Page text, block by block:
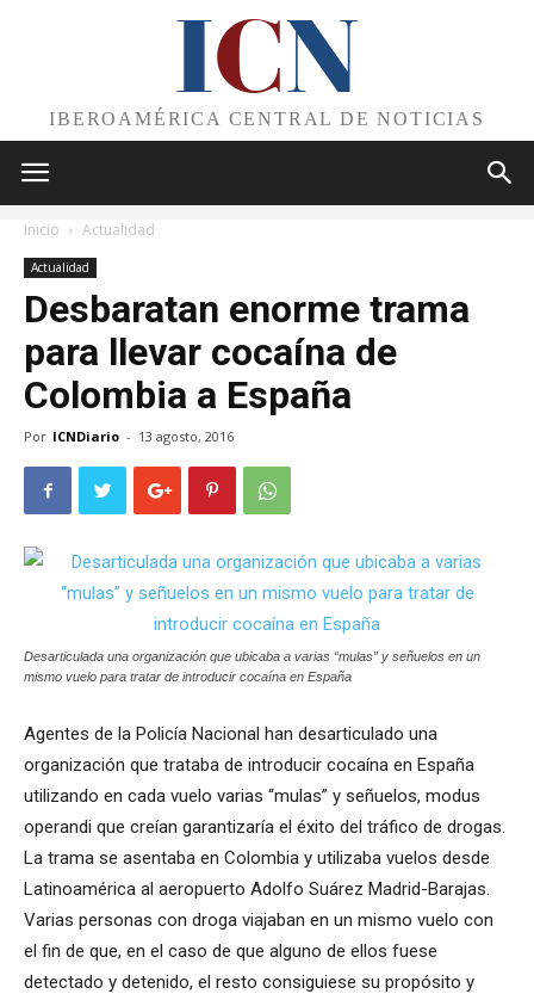
ICN
IBEROAMÉRICA CENTRAL DE NOTICIAS
Inicio Actualidad
Actualidad
Desbaratan enorme trama
para llevar cocaína de
Colombia a España
Por ICNDiario - 13 agosto, 2016
Desarticulada una organización que ubicaba a varias “mulas” y señuelos en un
mismo vuelo para tratar de introducir cocaína en España
Agentes de la Policía Nacional han desarticulado una
organización que trataba de introducir cocaína en España
utilizando en cada vuelo varias “mulas” y señuelos, modus
operandi que creían garantizaría el éxito del tráfico de drogas.
La trama se asentaba en Colombia y utilizaba vuelos desde
Latinoamérica al aeropuerto Adolfo Suárez Madrid-Barajas.
Varias personas con droga viajaban en un mismo vuelo con
el fin de que, en el caso de que alguno de ellos fuese
detectado y detenido, el resto consiguiese su propósito y